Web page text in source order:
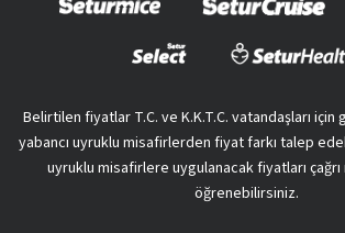
Belirtilen fiyatlar T.C. ve K.K.T.C. vatandaşları
yabancı uyruklu misafirlerden fiyat farkı talep
uyruklu misafirlere uygulanacak fiyatları
öğrenebilirsiniz.